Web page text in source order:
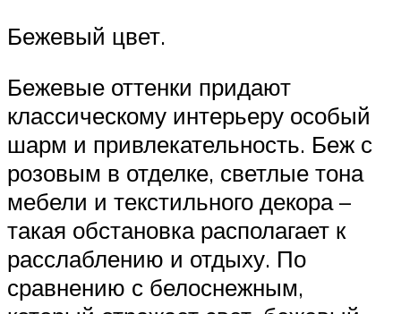
Бежевый цвет.
Бежевые оттенки придают
классическому интерьеру особый
шарм и привлекательность. Беж с
розовым в отделке, светлые тона
мебели и текстильного декора –
такая обстановка располагает к
расслаблению и отдыху. По
сравнению с белоснежным,